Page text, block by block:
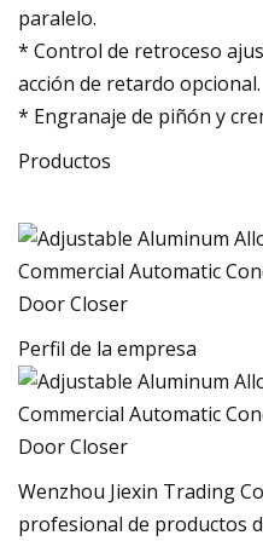
paralelo.
* Control de retroceso
acción de retardo opcional.
* Engranaje de piñón y
Productos
Perfil de la empresa
Wenzhou Jiexin Trading
profesional de productos